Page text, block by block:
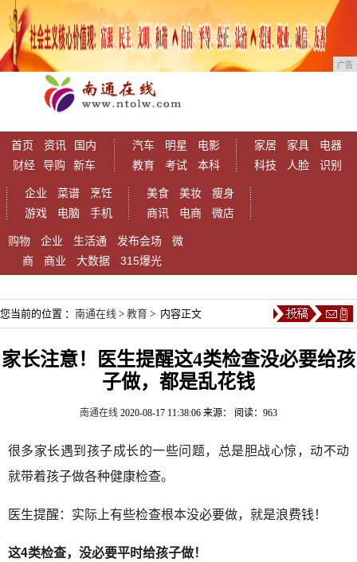
广告
首页 资讯
国内
财经
导购 新车
汽车 明星
电影
教育
考试 本科
家居 家具
电器
科技
人脸 识别
企业 菜谱
烹饪
游戏
电脑 手机
美食 美妆
瘦身
商讯
电商 微店
购物 企业 生活通 发布会场
微
商
商业 大数据 315爆光
您当前的位置 ： 南通在线 > 教育 > 内容正文
家长注意！医生提醒这4类检查没必要给孩
子做，都是乱花钱
南通在线 2020-08-17 11:38:06 来源： 阅读：963
很多家长遇到孩子成长的一些问题，总是胆战心惊，动不动
就带着孩子做各种健康检查。
医生提醒：实际上有些检查根本没必要做，就是浪费钱！
这4类检查，没必要平时给孩子做！